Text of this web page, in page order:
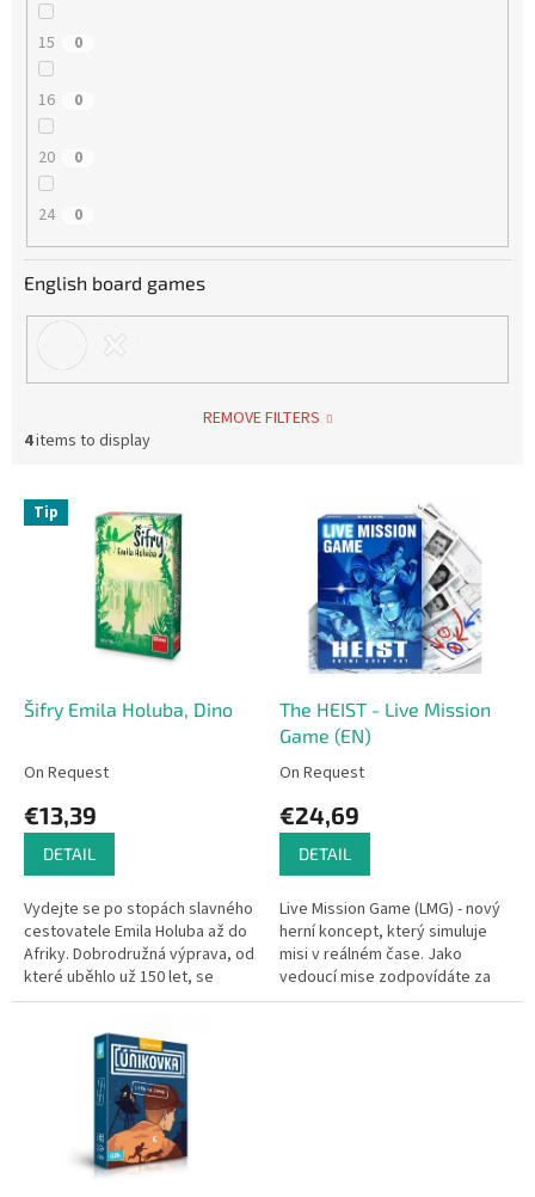
15 0
16 0
20 0
24 0
English board games
REMOVE FILTERS
4items to display
Tip
Šifry Emila Holuba, Dino
On Request
€13,39
DETAIL
Vydejte se po stopách slavného
cestovatele Emila Holuba až do
Afriky. Dobrodružná výprava, od
které uběhlo už 150 let, se
znova odehraje před vašima
The HEIST - Live Mission
Game (EN)
On Request
€24,69
DETAIL
Live Mission Game (LMG) - nový
herní koncept, který simuluje
misi v reálném čase. Jako
vedoucí mise zodpovídáte za
hladký průběh operace. Hra